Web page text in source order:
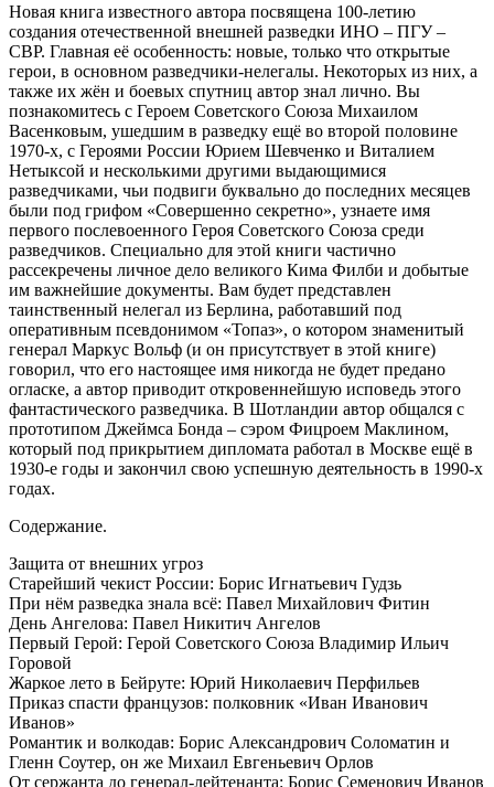
Новая книга известного автора посвящена 100-летию
создания отечественной внешней разведки ИНО – ПГУ –
СВР. Главная её особенность: новые, только что открытые
герои, в основном разведчики-нелегалы. Некоторых из них, а
также их жён и боевых спутниц автор знал лично. Вы
познакомитесь с Героем Советского Союза Михаилом
Васенковым, ушедшим в разведку ещё во второй половине
1970-х, с Героями России Юрием Шевченко и Виталием
Нетыксой и несколькими другими выдающимися
разведчиками, чьи подвиги буквально до последних месяцев
были под грифом «Совершенно секретно», узнаете имя
первого послевоенного Героя Советского Союза среди
разведчиков. Специально для этой книги частично
рассекречены личное дело великого Кима Филби и добытые
им важнейшие документы. Вам будет представлен
таинственный нелегал из Берлина, работавший под
оперативным псевдонимом «Топаз», о котором знаменитый
генерал Маркус Вольф (и он присутствует в этой книге)
говорил, что его настоящее имя никогда не будет предано
огласке, а автор приводит откровеннейшую исповедь этого
фантастического разведчика. В Шотландии автор общался с
прототипом Джеймса Бонда – сэром Фицроем Маклином,
который под прикрытием дипломата работал в Москве ещё в
1930-е годы и закончил свою успешную деятельность в 1990-х
годах.
Содержание.
Защита от внешних угроз
Старейший чекист России: Борис Игнатьевич Гудзь
При нём разведка знала всё: Павел Михайлович Фитин
День Ангелова: Павел Никитич Ангелов
Первый Герой: Герой Советского Союза Владимир Ильич
Горовой
Жаркое лето в Бейруте: Юрий Николаевич Перфильев
Приказ спасти французов: полковник «Иван Иванович
Иванов»
Романтик и волкодав: Борис Александрович Соломатин и
Гленн Соутер, он же Михаил Евгеньевич Орлов
От сержанта до генерал-лейтенанта: Борис Семенович Иванов